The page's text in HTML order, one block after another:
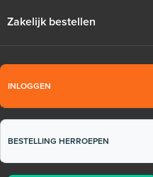
Zakelijk bestellen
INLOGGEN
BESTELLING HERROEPEN